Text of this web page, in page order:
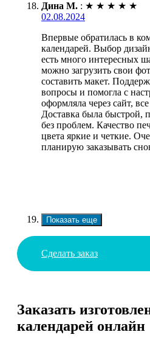
Дина М. : ★ ★ ★ ★ ★
02.08.2024
Впервые обратилась в
календарей. Выбор
есть много интересных
можно загрузить свои
составить макет.
вопросы и помогла с
оформляла через сайт,
Доставка была быстрой,
без проблем. Качество
цвета яркие и четкие.
планирую заказывать
Показать еще
Сделать заказ
Заказать
календарей онлайн